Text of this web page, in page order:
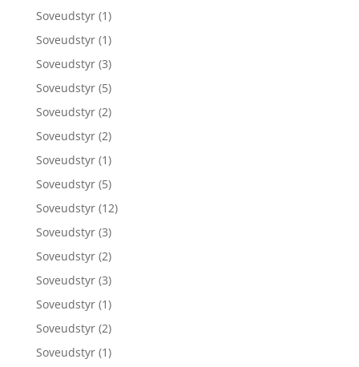
Soveudstyr (1)
Soveudstyr (1)
Soveudstyr (3)
Soveudstyr (5)
Soveudstyr (2)
Soveudstyr (2)
Soveudstyr (1)
Soveudstyr (5)
Soveudstyr (12)
Soveudstyr (3)
Soveudstyr (2)
Soveudstyr (3)
Soveudstyr (1)
Soveudstyr (2)
Soveudstyr (1)